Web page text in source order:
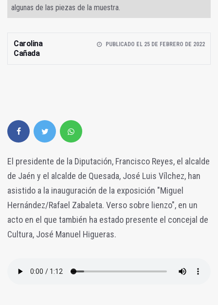
algunas de las piezas de la muestra.
Carolina
Cañada
PUBLICADO EL 25 DE FEBRERO DE 2022
El presidente de la Diputación, Francisco Reyes, el alcalde
de Jaén y el alcalde de Quesada, José Luis Vílchez, han
asistido a la inauguración de la exposición "Miguel
Hernández/Rafael Zabaleta. Verso sobre lienzo", en un
acto en el que también ha estado presente el concejal de
Cultura, José Manuel Higueras.